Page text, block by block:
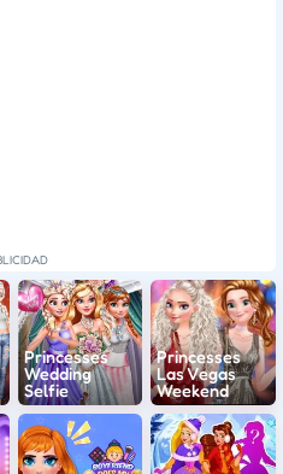
Princesses
Wedding
Selfie
Princesses
Las Vegas
Weekend